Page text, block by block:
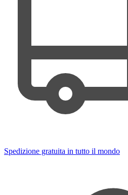
Spedizione gratuita in tutto il mondo